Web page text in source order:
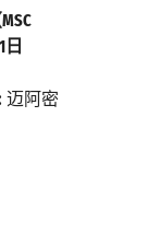
日
迈阿密